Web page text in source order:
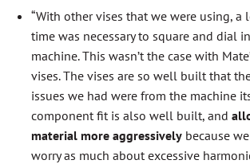
“With other vises that we were using,
time was necessary to square and dial
machine. This wasn’t the case with
vises. The vises are so well built that
issues we had were from the machine
component fit is also well built, and
material more aggressivelybecause
worry as much about excessive